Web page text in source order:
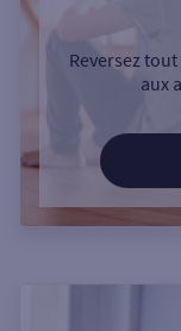
Reversez
aux